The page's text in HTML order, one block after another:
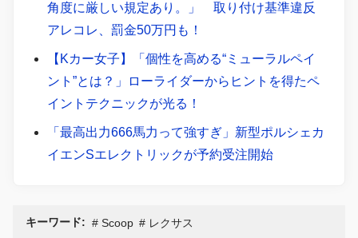
角度に厳しい規定あり。」 取り付け基準違反
アレコレ、罰金50万円も！
【Kカー女子】「個性を高める“ミューラルペイ
ント”とは？」ローライダーからヒントを得たペ
イントテクニックが光る！
「最高出力666馬力って強すぎ」新型ポルシェカ
イエンSエレクトリックが予約受注開始
キーワード: Scoop レクサス